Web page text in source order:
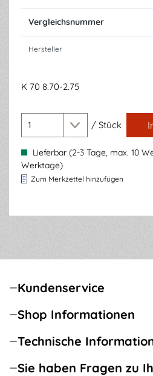
Vergleichsnummer
Hersteller
K 70 8.70-2.75
/ Stück
Lieferbar (2-3 Tage, max. 10
Werktage)
Zum Merkzettel hinzufügen
Kundenservice
Shop Informationen
Technische
Sie haben Fragen zu